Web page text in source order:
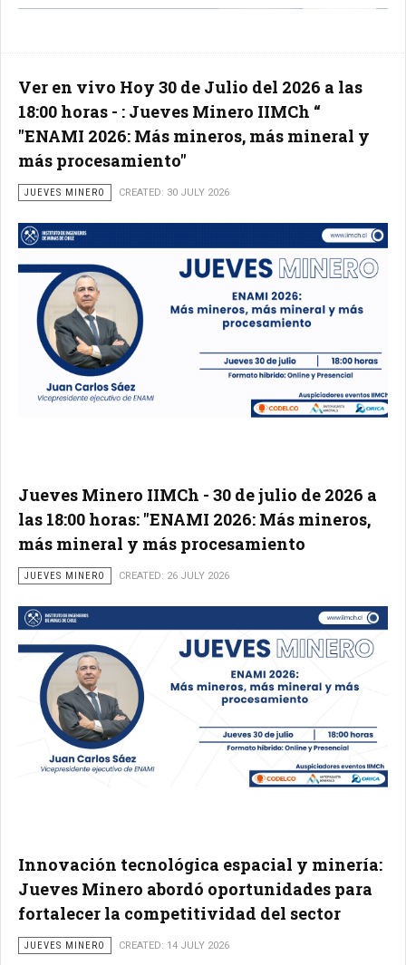
Ver en vivo Hoy 30 de Julio del 2026 a las
18:00 horas - : Jueves Minero IIMCh “
"ENAMI 2026: Más mineros, más mineral y
más procesamiento"
JUEVES MINERO CREATED: 30 JULY 2026
Jueves Minero IIMCh - 30 de julio de 2026 a
las 18:00 horas: "ENAMI 2026: Más mineros,
más mineral y más procesamiento
JUEVES MINERO CREATED: 26 JULY 2026
Innovación tecnológica espacial y minería:
Jueves Minero abordó oportunidades para
fortalecer la competitividad del sector
JUEVES MINERO CREATED: 14 JULY 2026